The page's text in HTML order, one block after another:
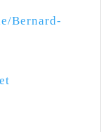
Bernard-